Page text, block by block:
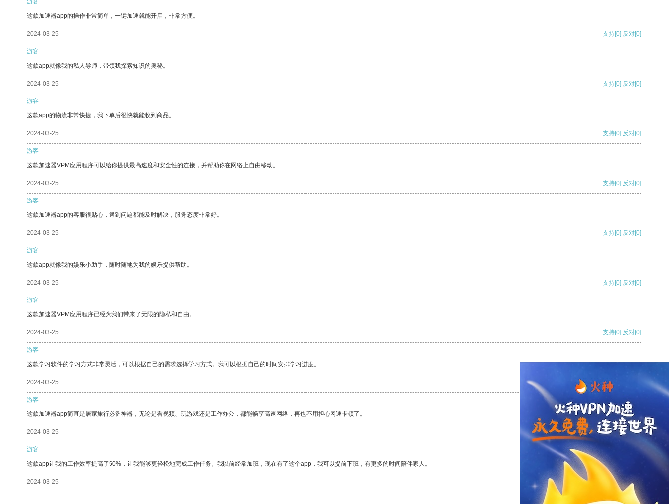
游客
这款加速器app的操作非常简单，一键加速就能开启，非常方便。
2024-03-25 支持[0] 反对[0]
游客
这款app就像我的私人导师，带领我探索知识的奥秘。
2024-03-25 支持[0] 反对[0]
游客
这款app的物流非常快捷，我下单后很快就能收到商品。
2024-03-25 支持[0] 反对[0]
游客
这款加速器VPM应用程序可以给你提供最高速度和安全性的连接，并帮助你在网络上自由移动。
2024-03-25 支持[0] 反对[0]
游客
这款加速器app的客服很贴心，遇到问题都能及时解决，服务态度非常好。
2024-03-25 支持[0] 反对[0]
游客
这款app就像我的娱乐小助手，随时随地为我的娱乐提供帮助。
2024-03-25 支持[0] 反对[0]
游客
这款加速器VPM应用程序已经为我们带来了无限的隐私和自由。
2024-03-25 支持[0] 反对[0]
游客
这款学习软件的学习方式非常灵活，可以根据自己的需求选择学习方式。我可以根据自己的时间安排学习进度。
2024-03-25 支持
游客
这款加速器app简直是居家旅行必备神器，无论是看视频、玩游戏还是工作办公，都能畅享高速网络，再也不用担心网速卡顿了。
2024-03-25 支持[0] 反对[0]
游客
这款app让我的工作效率提高了50%，让我能够更轻松地完成工作任务。我以前经常加班，现在有了这个app，我可以提前下班，有更多的时间陪伴家人。
2024-03-25 支持[0] 反对[0]